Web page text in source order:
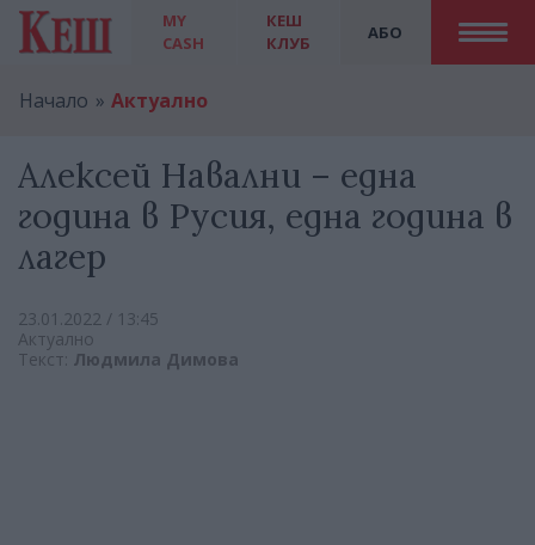
MY
CASH
АБО
КЕШ
КЛУБ
Начало Актуално
Алексей Навални – една
година в Русия, една година в
лагер
23.01.2022 / 13:45
Актуално
Текст: Людмила Димова